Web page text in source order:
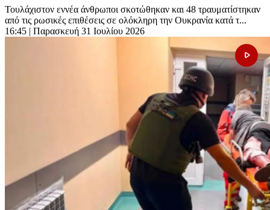
Τουλάχιστον εννέα άνθρωποι σκοτώθηκαν και 48 τραυματίστηκαν
από τις ρωσικές επιθέσεις σε ολόκληρη την Ουκρανία κατά τ...
16:45 | Παρασκευή 31 Ιουλίου 2026